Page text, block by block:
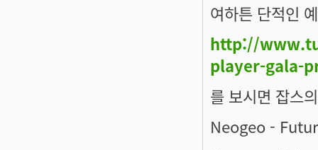
여하튼 단적인
http://
player-gala-
를 보시면 잡스
Neogeo -